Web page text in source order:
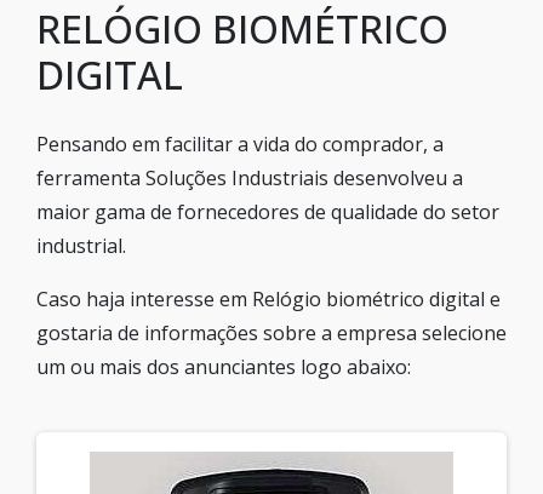
RELÓGIO BIOMÉTRICO
DIGITAL
Pensando em facilitar a vida do comprador, a
ferramenta Soluções Industriais desenvolveu a
maior gama de fornecedores de qualidade do setor
industrial.
Caso haja interesse em Relógio biométrico digital e
gostaria de informações sobre a empresa selecione
um ou mais dos anunciantes logo abaixo: